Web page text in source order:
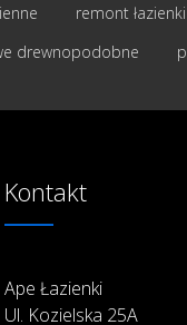
remont łazienki
drewnopodobne
Kontakt
Ape Łazienki
Ul. Kozielska 25A